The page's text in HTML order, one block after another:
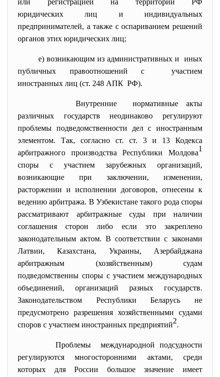
или регистрацией на территории РФ
юридических лиц и индивидуальных
предпринимателей, а также с оспариванием решений
органов этих юридических лиц;
е) возникающим из административных и иных
публичных правоотношений с участием
иностранных лиц (ст. 248 АПК РФ).
Внутренние нормативные акты
различных государств неодинаково регулируют
проблемы подведомственности дел с иностранным
элементом. Так, согласно ст. ст. 3 и 13 Кодекса
арбитражного производства Республики Молдова1
споры с участием зарубежных организаций,
возникающие при заключении, изменении,
расторжении и исполнении договоров, отнесены к
ведению арбитража. В Узбекистане такого рода споры
рассматривают арбитражные суды при наличии
соглашения сторон либо если это закреплено
законодательным актом. В соответствии с законами
Латвии, Казахстана, Украины, Азербайджана
арбитражным (хозяйственным) судам
подведомственны споры с участием международных
объединений, организаций разных государств.
Законодательством Республики Беларусь не
предусмотрено разрешения хозяйственными судами
споров с участием иностранных предприятий2.
Проблемы международной подсудности
регулируются многосторонними актами, среди
которых для России большое значение имеет